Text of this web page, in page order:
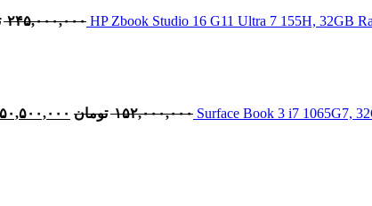
۲۴۵,۰۰۰,۰۰۰
۱۵۲,۰۰۰,۰۰۰ تومان